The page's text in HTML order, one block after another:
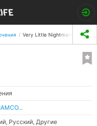
Very Little Nightmares
Русский, Другие